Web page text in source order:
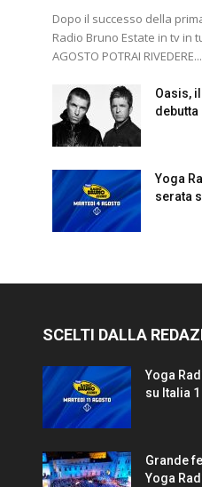
Dopo il successo della
Radio Bruno Estate in tv in
AGOSTO POTRAI RIVEDERE...
Oasis,
debutta
Yoga
serata
SCELTI DALLA
Yoga
su Italia
Grande
Yoga